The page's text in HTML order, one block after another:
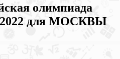
олимпиада
2022 для МОСКВЫ